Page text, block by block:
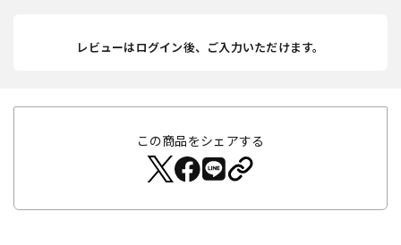
レビューはログイン後、ご入力いただけます。
この商品をシェアする